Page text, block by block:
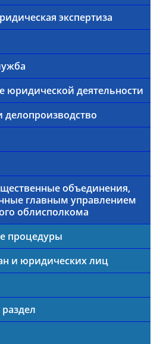
экспертиза
юридической деятельности
делопроизводство
объединения,
главным управлением
облисполкома
процедуры
и юридических лиц